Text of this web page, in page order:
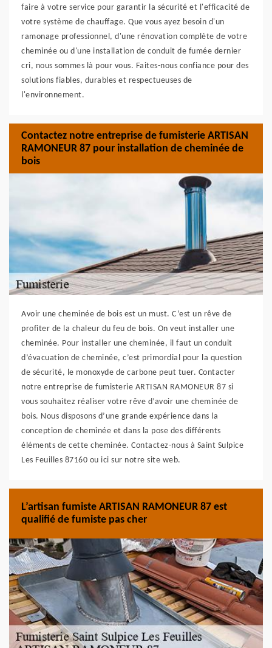
faire à votre service pour garantir la sécurité et l'efficacité de
votre système de chauffage. Que vous ayez besoin d'un
ramonage professionnel, d'une rénovation complète de votre
cheminée ou d'une installation de conduit de fumée dernier
cri, nous sommes là pour vous. Faites-nous confiance pour des
solutions fiables, durables et respectueuses de
l'environnement.
Contactez notre entreprise de fumisterie ARTISAN
RAMONEUR 87 pour installation de cheminée de
bois
Avoir une cheminée de bois est un must. C’est un rêve de
profiter de la chaleur du feu de bois. On veut installer une
cheminée. Pour installer une cheminée, il faut un conduit
d’évacuation de cheminée, c’est primordial pour la question
de sécurité, le monoxyde de carbone peut tuer. Contacter
notre entreprise de fumisterie ARTISAN RAMONEUR 87 si
vous souhaitez réaliser votre rêve d’avoir une cheminée de
bois. Nous disposons d’une grande expérience dans la
conception de cheminée et dans la pose des différents
éléments de cette cheminée. Contactez-nous à Saint Sulpice
Les Feuilles 87160 ou ici sur notre site web.
L’artisan fumiste ARTISAN RAMONEUR 87 est
qualifié de fumiste pas cher